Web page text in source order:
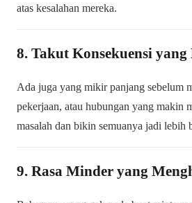
atas kesalahan mereka.
8. Takut Konsekuensi
Ada juga yang mikir panjang sebelum
pekerjaan, atau hubungan yang makin
masalah dan bikin semuanya jadi lebih
9. Rasa Minder yang